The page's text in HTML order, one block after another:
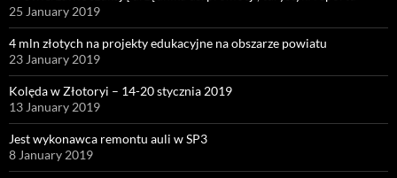
25 January 2019
4 mln złotych na projekty edukacyjne na obszarze powiatu
23 January 2019
Kolęda w Złotoryi – 14-20 stycznia 2019
13 January 2019
Jest wykonawca remontu auli w SP3
8 January 2019